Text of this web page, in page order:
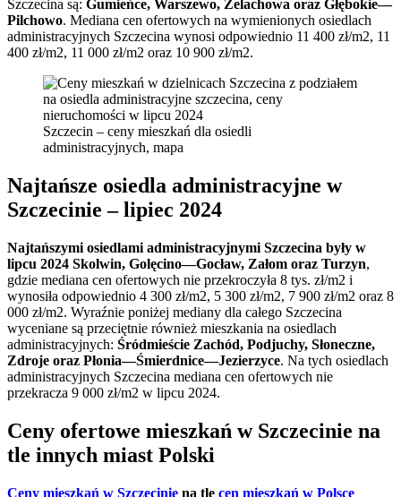
Szczecina są: Gumieńce, Warszewo, Żelachowa oraz Głębokie—
Pilchowo. Mediana cen ofertowych na wymienionych osiedlach
administracyjnych Szczecina wynosi odpowiednio 11 400 zł/m2, 11
400 zł/m2, 11 000 zł/m2 oraz 10 900 zł/m2.
Szczecin – ceny mieszkań dla osiedli
administracyjnych, mapa
Najtańsze osiedla administracyjne w
Szczecinie – lipiec 2024
Najtańszymi osiedlami administracyjnymi Szczecina były w
lipcu 2024 Skolwin, Golęcino—Gocław, Załom oraz Turzyn,
gdzie mediana cen ofertowych nie przekroczyła 8 tys. zł/m2 i
wynosiła odpowiednio 4 300 zł/m2, 5 300 zł/m2, 7 900 zł/m2 oraz 8
000 zł/m2. Wyraźnie poniżej mediany dla całego Szczecina
wyceniane są przeciętnie również mieszkania na osiedlach
administracyjnych: Śródmieście Zachód, Podjuchy, Słoneczne,
Zdroje oraz Płonia—Śmierdnice—Jezierzyce. Na tych osiedlach
administracyjnych Szczecina mediana cen ofertowych nie
przekracza 9 000 zł/m2 w lipcu 2024.
Ceny ofertowe mieszkań w Szczecinie na
tle innych miast Polski
Ceny mieszkań w Szczecinie na tle cen mieszkań w Polsce